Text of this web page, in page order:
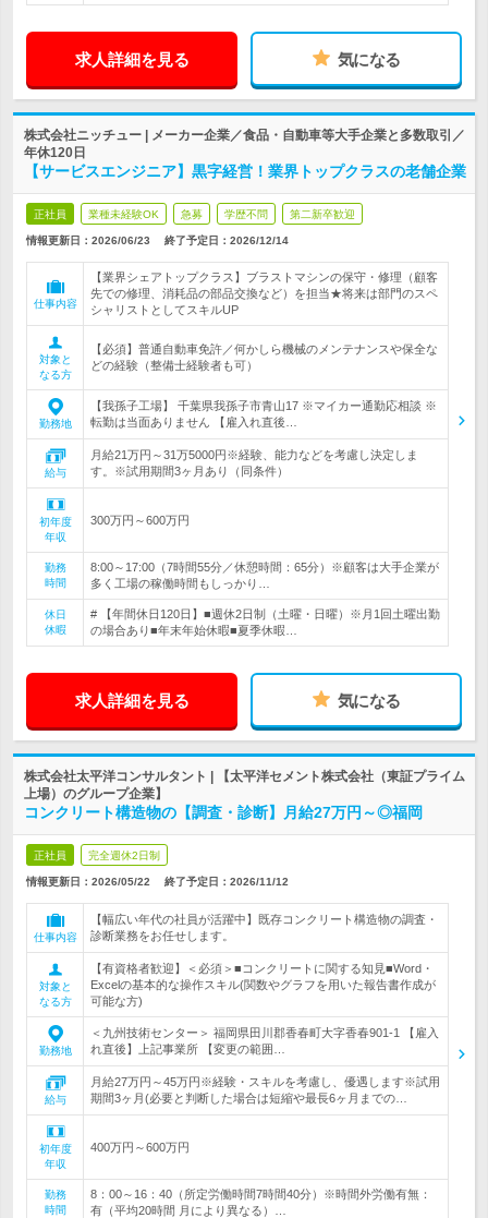
求人詳細を見る 気になる
株式会社ニッチュー | メーカー企業／食品・自動車等大手企業と多数取引／
年休120日
【サービスエンジニア】黒字経営！業界トップクラスの老舗企業
正社員 業種未経験OK 急募 学歴不問 第二新卒歓迎
情報更新日：2026/06/23 終了予定日： 2026/12/14
仕事内容
【業界シェアトップクラス】ブラストマシンの保守・修理（顧客
先での修理、消耗品の部品交換など）を担当★将来は部門のスペ
シャリストとしてスキルUP
対象と
なる方
【必須】普通自動車免許／何かしら機械のメンテナンスや保全な
どの経験（整備士経験者も可）
勤務地
【我孫子工場】 千葉県我孫子市青山17 ※マイカー通勤応相談 ※
転勤は当面ありません 【雇入れ直後…
給与
月給21万円～31万5000円※経験、能力などを考慮し決定しま
す。※試用期間3ヶ月あり（同条件）
初年度
年収
300万円～600万円
勤務
時間
8:00～17:00（7時間55分／休憩時間：65分）※顧客は大手企業が
多く工場の稼働時間もしっかり…
休日
休暇
# 【年間休日120日】■週休2日制（土曜・日曜）※月1回土曜出勤
の場合あり■年末年始休暇■夏季休暇…
求人詳細を見る 気になる
株式会社太平洋コンサルタント | 【太平洋セメント株式会社（東証プライム
上場）のグループ企業】
コンクリート構造物の【調査・診断】月給27万円～◎福岡
正社員 完全週休2日制
情報更新日：2026/05/22 終了予定日： 2026/11/12
仕事内容
【幅広い年代の社員が活躍中】既存コンクリート構造物の調査・
診断業務をお任せします。
対象と
なる方
【有資格者歓迎】＜必須＞■コンクリートに関する知見■Word・
Excelの基本的な操作スキル(関数やグラフを用いた報告書作成が
可能な方)
勤務地
＜九州技術センター＞ 福岡県田川郡香春町大字香春901-1 【雇入
れ直後】上記事業所 【変更の範囲…
給与
月給27万円～45万円※経験・スキルを考慮し、優遇します※試用
期間3ヶ月(必要と判断した場合は短縮や最長6ヶ月までの…
初年度
年収
400万円～600万円
勤務
時間
8：00～16：40（所定労働時間7時間40分）※時間外労働有無：
有（平均20時間 月により異なる）…